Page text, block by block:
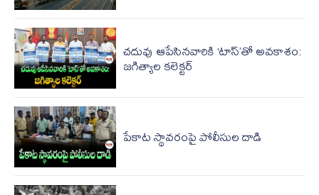
చదువు ఆపేసినవారికి ‘టాస్‌’తో అవకాశం:
జగిత్యాల కలెక్టర్
పేకాట స్థావరంపై పోలీసుల‌ దాడి